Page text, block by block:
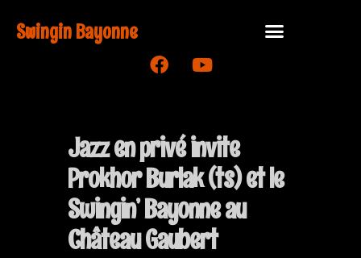
Swingin Bayonne
Jazz en privé invite
Prokhor Burlak (ts) et le
Swingin’ Bayonne au
Château Gaubert